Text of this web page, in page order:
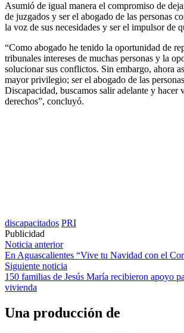
Asumió de igual manera el compromiso de
de juzgados y ser el abogado de las personas
la voz de sus necesidades y ser el impulsor de
“Como abogado he tenido la oportunidad de
tribunales intereses de muchas personas y la
solucionar sus conflictos. Sin embargo, ahora
mayor privilegio; ser el abogado de las
Discapacidad, buscamos salir adelante y hacer
derechos”, concluyó.
discapacitados PRI
Publicidad
Navegación
de
entradas
Noticia anterior
En Aguascalientes “Vive tu Navidad con el
Siguiente noticia
150 familias de Jesús María recibieron apoyo
vivienda
Una producción de